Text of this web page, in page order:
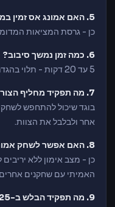
5. האם אמונג אס זמין במציאות מדומה?
כן - גרסת המציאות
6. כמה זמן נמשך סיבוב?
5 עד 20 דקות - תלוי בהגדרות ובמהירות שמוצאים את הבוגד.
7. מה תפקיד מחליף הצורה?
בוגד שיכול להתחפש
אחר ולבלבל את הצוות.
8. האם אפשר לשחק אמונג אס לבד?
כן - מצב אימון ללא
האמיתי עם שחקנים
9. מה תפקיד הבלש ב-2025?